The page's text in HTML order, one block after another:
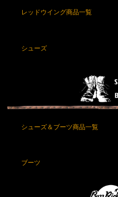
レッドウイング商品一覧
シューズ
シューズ＆ブーツ商品一覧
ブーツ